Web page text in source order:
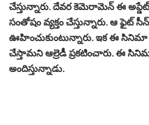
చేస్తున్నారు. దేవర కెమెరామెన్ ఈ
సంతోషం వ్యక్తం చేస్తున్నారు. ఆ ఫైట్
ఊహించుకుంటున్నారు. ఇక ఈ సినిమా
చేస్తామని ఆల్రెడీ ప్రకటించారు. ఈ
అందిస్తున్నాడు.